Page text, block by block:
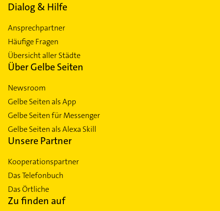
Dialog & Hilfe
Ansprechpartner
Häufige Fragen
Übersicht aller Städte
Über Gelbe Seiten
Newsroom
Gelbe Seiten als App
Gelbe Seiten für Messenger
Gelbe Seiten als Alexa Skill
Unsere Partner
Kooperationspartner
Das Telefonbuch
Das Örtliche
Zu finden auf